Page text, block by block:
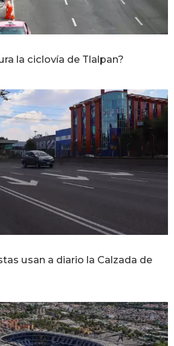
la ciclovía de Tlalpan?
usan a diario la Calzada de